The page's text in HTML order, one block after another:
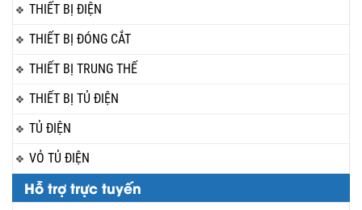
THIẾT BỊ ĐIỆN
THIẾT BỊ ĐÓNG CẮT
THIẾT BỊ TRUNG THẾ
THIẾT BỊ TỦ ĐIỆN
TỦ ĐIỆN
VỎ TỦ ĐIỆN
Hỗ trợ trực tuyến